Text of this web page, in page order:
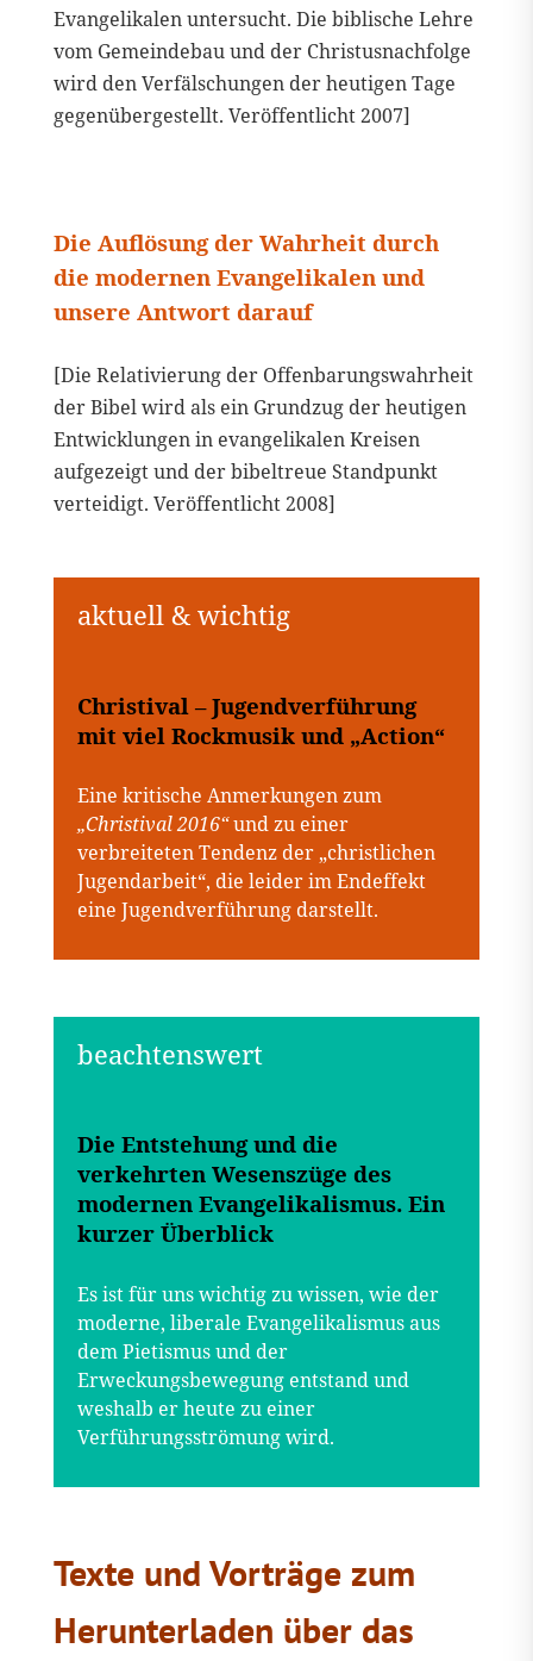
Evangelikalen untersucht. Die biblische Lehre
vom Gemeindebau und der Christusnachfolge
wird den Verfälschungen der heutigen Tage
gegenübergestellt. Veröffentlicht 2007]
Die Auflösung der Wahrheit durch
die modernen Evangelikalen und
unsere Antwort darauf
[Die Relativierung der Offenbarungswahrheit
der Bibel wird als ein Grundzug der heutigen
Entwicklungen in evangelikalen Kreisen
aufgezeigt und der bibeltreue Standpunkt
verteidigt. Veröffentlicht 2008]
Christival – Jugendverführung
mit viel Rockmusik und „Action“
Eine kritische Anmerkungen zum
„Christival 2016“und zu einer
verbreiteten Tendenz der „christlichen
Jugendarbeit“, die leider im Endeffekt
eine Jugendverführung darstellt.
Die Entstehung und die
verkehrten Wesenszüge des
modernen Evangelikalismus. Ein
kurzer Überblick
Es ist für uns wichtig zu wissen, wie der
moderne, liberale Evangelikalismus aus
dem Pietismus und der
Erweckungsbewegung entstand und
weshalb er heute zu einer
Verführungsströmung wird.
Texte und Vorträge zum
Herunterladen über das